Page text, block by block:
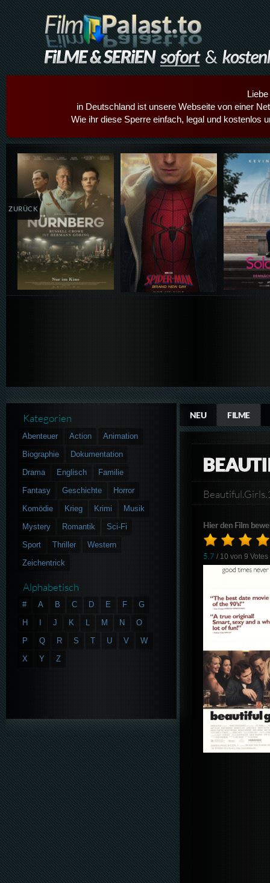
in Deutschland ist unsere Webseite von einer
Wie ihr diese Sperre einfach, legal und kostenlos
Details,Play Details,Play
ZURÜCK
NEU FILME
Hier den Film
5.7 / 10 von9 Votes
Kategorien
Abenteuer Action
Animation
Biographie
Dokumentation
Drama
Englisch
Familie
Fantasy
Geschichte
Horror
Komödie
Krieg Krimi
Musik
Mystery
Romantik
Sci-Fi
Sport
Thriller
Western
Zeichentrick
Alphabetisch
# A B C D E F
G
H
J K L M N
O
P
Q R S T U V
W
X
Y Z